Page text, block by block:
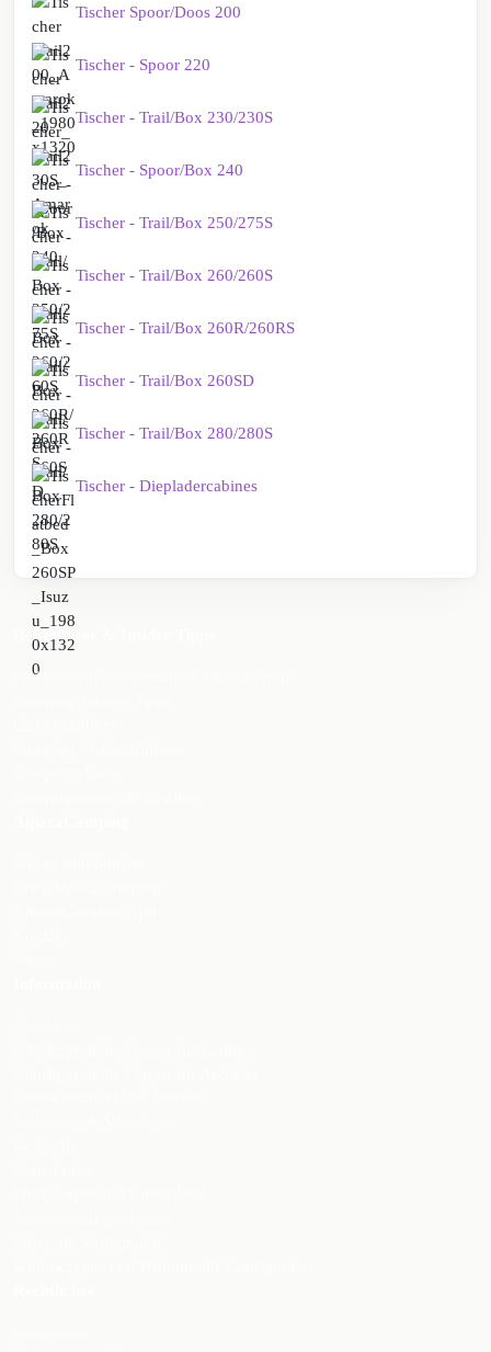
Tischer Spoor/Doos 200
Tischer - Spoor 220
Tischer - Trail/Box 230/230S
Tischer - Spoor/Box 240
Tischer - Trail/Box 250/275S
Tischer - Trail/Box 260/260S
Tischer - Trail/Box 260R/260RS
Tischer - Trail/Box 260SD
Tischer - Trail/Box 280/280S
Tischer - Diepladercabines
Reiseführer & Insider-Tipps
Wohnmobilversicherung & Finanzierung